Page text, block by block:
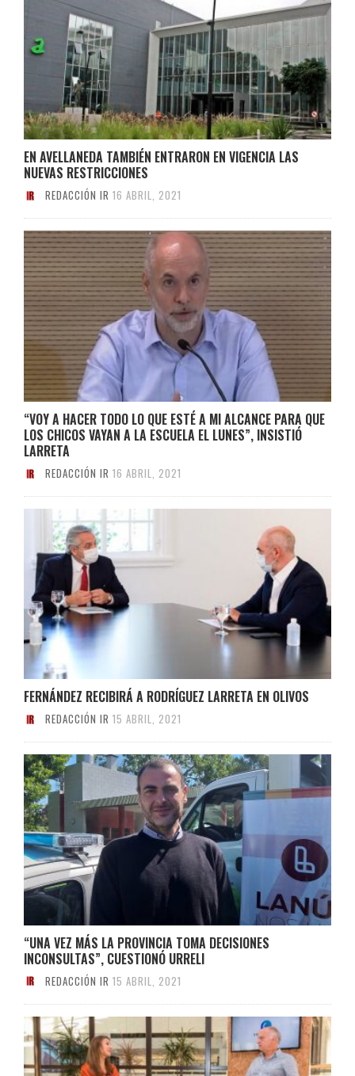
EN AVELLANEDA TAMBIÉN ENTRARON EN VIGENCIA LAS
NUEVAS RESTRICCIONES
REDACCIÓN IR 16 ABRIL, 2021
“VOY A HACER TODO LO QUE ESTÉ A MI ALCANCE PARA QUE
LOS CHICOS VAYAN A LA ESCUELA EL LUNES”, INSISTIÓ
LARRETA
REDACCIÓN IR 16 ABRIL, 2021
FERNÁNDEZ RECIBIRÁ A RODRÍGUEZ LARRETA EN OLIVOS
REDACCIÓN IR 15 ABRIL, 2021
“UNA VEZ MÁS LA PROVINCIA TOMA DECISIONES
INCONSULTAS”, CUESTIONÓ URRELI
REDACCIÓN IR 15 ABRIL, 2021